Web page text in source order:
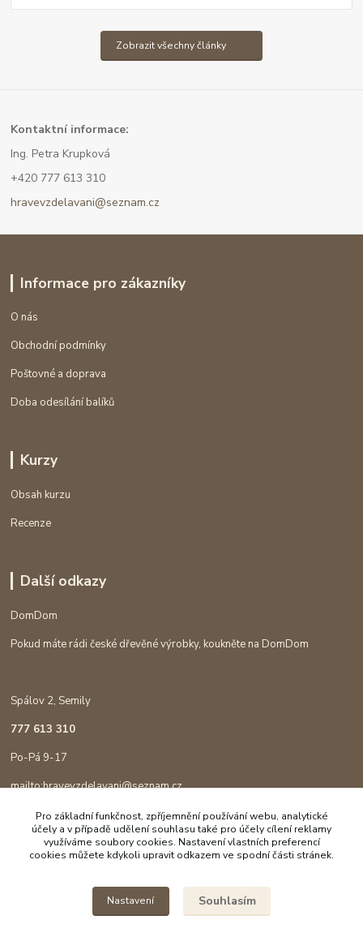
Zobrazit všechny články
Kontaktní informace:
Ing. Petra Krupková
+420 777 613 310
hravevzdelavani@seznam.cz
Informace pro zákazníky
O nás
Obchodní podmínky
Poštovné a doprava
Doba odesílání balíků
Kurzy
Obsah kurzu
Recenze
Další odkazy
DomDom
Pokud máte rádi české dřevěné výrobky, koukněte na DomDom
Spálov 2, Semily
777 613 310
Po-Pá 9-17
mailto:hravevzdelavani@seznam.cz
Pro základní funkčnost, zpříjemnění používání webu, analytické
účely a v případě udělení souhlasu také pro účely cílení reklamy
využíváme soubory cookies. Nastavení vlastních preferencí
cookies můžete kdykoli upravit odkazem ve spodní části stránek.
Nastavení Souhlasím